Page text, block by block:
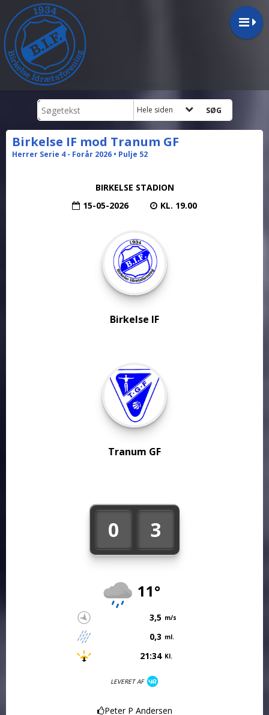
Hele siden
Birkelse IF mod Tranum GF
Herrer Serie 4 - Forår 2026 • Pulje 52
BIRKELSE STADION
15-05-2026
KL. 19.00
Birkelse IF
0 3
11°
3,5 m/s
0,3 ml.
21:34 Kl.
LEVERET AF
Tranum GF
Peter P Andersen